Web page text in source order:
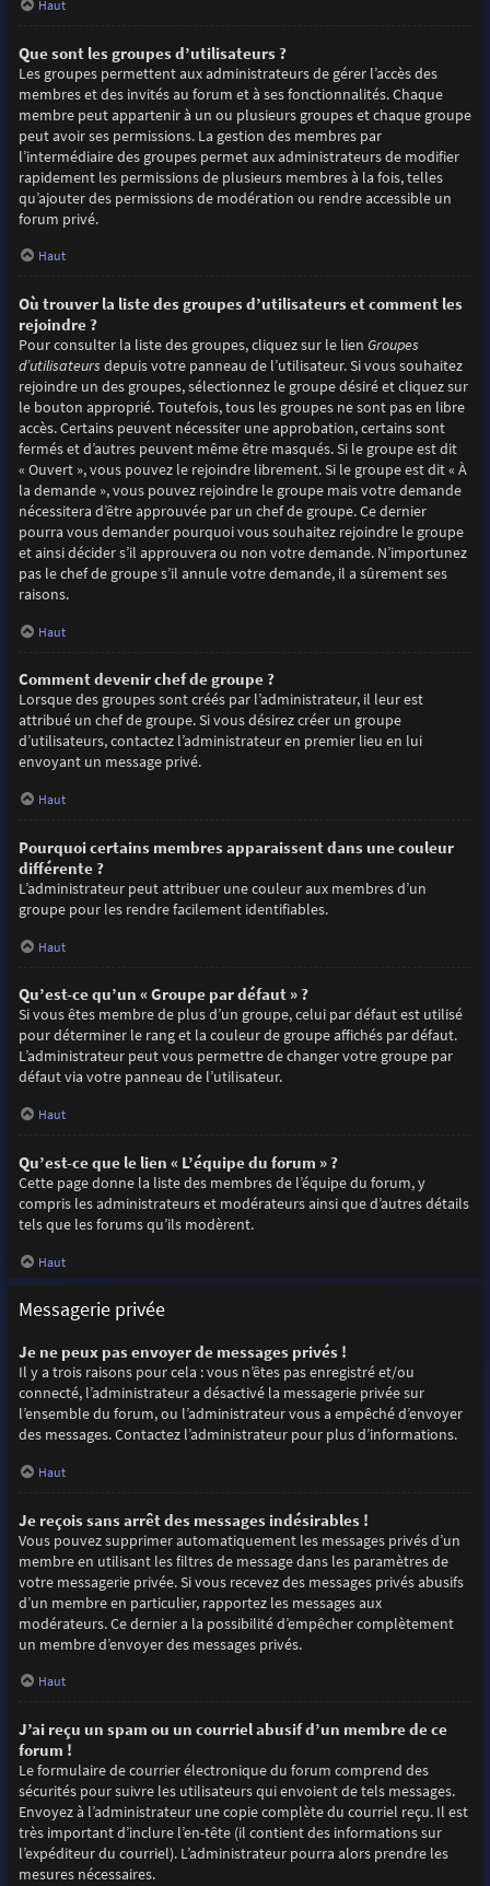
Haut
Que sont les groupes d’utilisateurs ?
Les groupes permettent aux administrateurs de gérer l’accès des
membres et des invités au forum et à ses fonctionnalités. Chaque
membre peut appartenir à un ou plusieurs groupes et chaque groupe
peut avoir ses permissions. La gestion des membres par
l’intermédiaire des groupes permet aux administrateurs de modifier
rapidement les permissions de plusieurs membres à la fois, telles
qu’ajouter des permissions de modération ou rendre accessible un
forum privé.
Haut
Où trouver la liste des groupes d’utilisateurs et comment les
rejoindre ?
Pour consulter la liste des groupes, cliquez sur le lien Groupes
d’utilisateurs depuis votre panneau de l’utilisateur. Si vous souhaitez
rejoindre un des groupes, sélectionnez le groupe désiré et cliquez sur
le bouton approprié. Toutefois, tous les groupes ne sont pas en libre
accès. Certains peuvent nécessiter une approbation, certains sont
fermés et d’autres peuvent même être masqués. Si le groupe est dit
« Ouvert », vous pouvez le rejoindre librement. Si le groupe est dit « À
la demande », vous pouvez rejoindre le groupe mais votre demande
nécessitera d’être approuvée par un chef de groupe. Ce dernier
pourra vous demander pourquoi vous souhaitez rejoindre le groupe
et ainsi décider s’il approuvera ou non votre demande. N’importunez
pas le chef de groupe s’il annule votre demande, il a sûrement ses
raisons.
Haut
Comment devenir chef de groupe ?
Lorsque des groupes sont créés par l’administrateur, il leur est
attribué un chef de groupe. Si vous désirez créer un groupe
d’utilisateurs, contactez l’administrateur en premier lieu en lui
envoyant un message privé.
Haut
Pourquoi certains membres apparaissent dans une couleur
différente ?
L’administrateur peut attribuer une couleur aux membres d’un
groupe pour les rendre facilement identifiables.
Haut
Qu’est-ce qu’un « Groupe par défaut » ?
Si vous êtes membre de plus d’un groupe, celui par défaut est utilisé
pour déterminer le rang et la couleur de groupe affichés par défaut.
L’administrateur peut vous permettre de changer votre groupe par
défaut via votre panneau de l’utilisateur.
Haut
Qu’est-ce que le lien « L’équipe du forum » ?
Cette page donne la liste des membres de l’équipe du forum, y
compris les administrateurs et modérateurs ainsi que d’autres détails
tels que les forums qu’ils modèrent.
Haut
Messagerie privée
Je ne peux pas envoyer de messages privés !
Il y a trois raisons pour cela : vous n’êtes pas enregistré et/ou
connecté, l’administrateur a désactivé la messagerie privée sur
l’ensemble du forum, ou l’administrateur vous a empêché d’envoyer
des messages. Contactez l’administrateur pour plus d’informations.
Haut
Je reçois sans arrêt des messages indésirables !
Vous pouvez supprimer automatiquement les messages privés d’un
membre en utilisant les filtres de message dans les paramètres de
votre messagerie privée. Si vous recevez des messages privés abusifs
d’un membre en particulier, rapportez les messages aux
modérateurs. Ce dernier a la possibilité d’empêcher complètement
un membre d’envoyer des messages privés.
Haut
J’ai reçu un spam ou un courriel abusif d’un membre de ce
forum !
Le formulaire de courrier électronique du forum comprend des
sécurités pour suivre les utilisateurs qui envoient de tels messages.
Envoyez à l’administrateur une copie complète du courriel reçu. Il est
très important d’inclure l’en-tête (il contient des informations sur
l’expéditeur du courriel). L’administrateur pourra alors prendre les
mesures nécessaires.